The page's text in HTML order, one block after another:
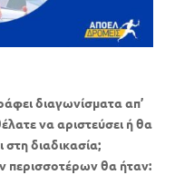
διαγωνίσματα απ’
να αριστεύσει ή θα
διαδικασία;
περισσοτέρων θα ήταν: